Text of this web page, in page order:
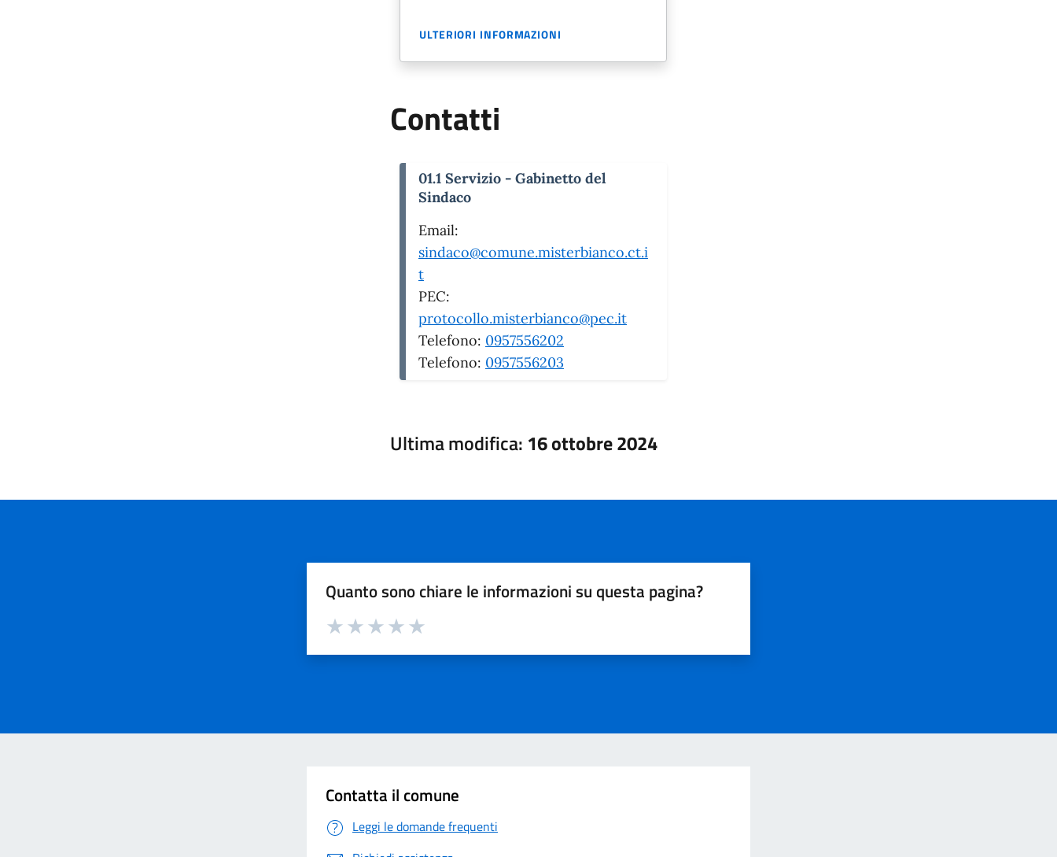
ULTERIORI INFORMAZIONI
Contatti
01.1 Servizio - Gabinetto del
Sindaco
Email:
sindaco@comune.misterbianco.ct.i
t
PEC:
protocollo.misterbianco@pec.it
Telefono: 0957556202
Telefono: 0957556203
Ultima modifica: 16 ottobre 2024
Quanto sono chiare le informazioni su questa pagina?
Contatta il comune
Leggi le domande frequenti